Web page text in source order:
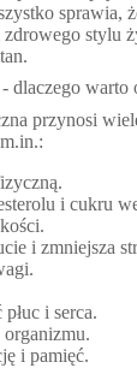
sprawia,
stylu
przynosi
i cukru
i zmniejsza
i serca.
i pamięć.